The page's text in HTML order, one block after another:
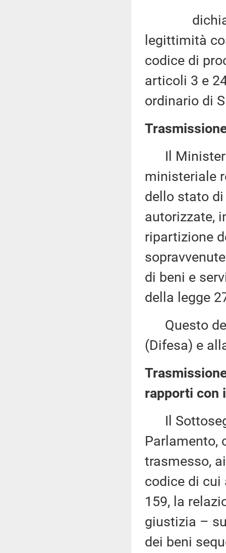
dichiara
legittimità
codice di
articoli 3 e
ordinario di
Il
ministeriale
dello stato
autorizzate,
ripartizione
di beni e
della legge
Questo
(Difesa) e
rapporti con
Il
Parlamento,
trasmesso,
codice di cui
159, la
giustizia –
dei beni